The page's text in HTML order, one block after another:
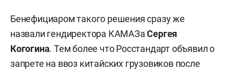
Бенефициаром такого решения сразу же
назвали гендиректора КАМАЗаСергея
Когогина. Тем более что Росстандарт объявил о
запрете на ввоз китайских грузовиков после